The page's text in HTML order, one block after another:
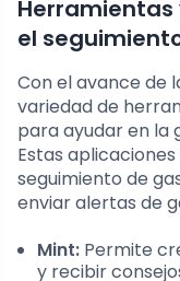
el
Con el avance de
variedad de
para ayudar en la
Estas
seguimiento de
enviar alertas de
Mint: Permite
y recibir